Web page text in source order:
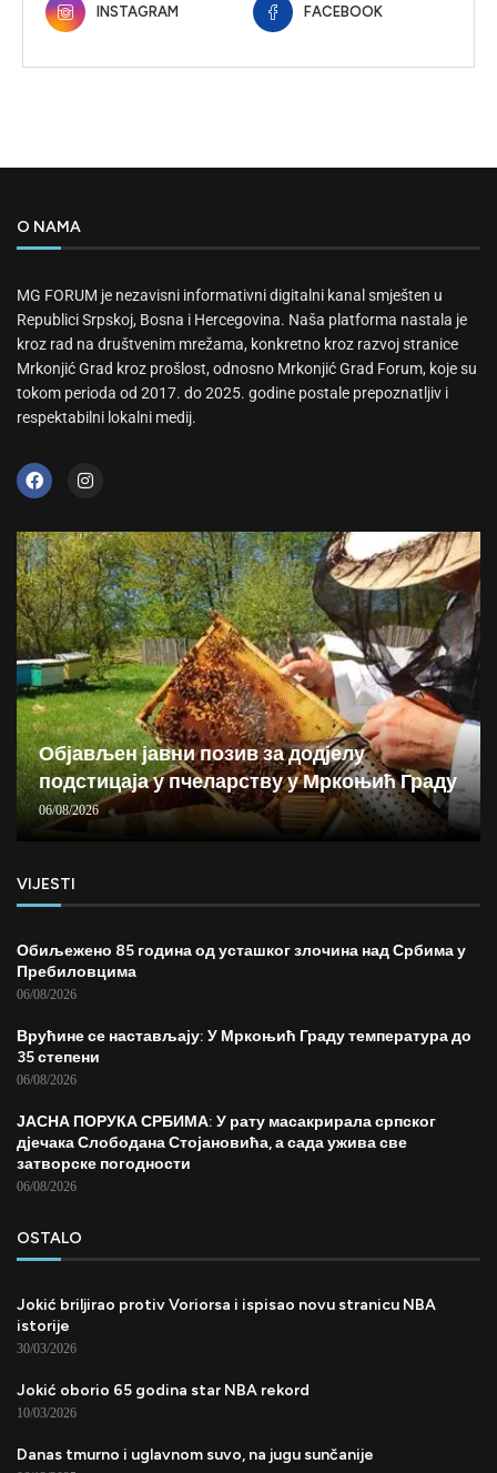
INSTAGRAM FACEBOOK
O NAMA
MG FORUM je nezavisni informativni digitalni kanal smješten u
Republici Srpskoj, Bosna i Hercegovina. Naša platforma nastala je
kroz rad na društvenim mrežama, konkretno kroz razvoj stranice
Mrkonjić Grad kroz prošlost, odnosno Mrkonjić Grad Forum, koje su
tokom perioda od 2017. do 2025. godine postale prepoznatljiv i
respektabilni lokalni medij.
Објављен јавни позив за додјелу
подстицаја у пчеларству у Мркоњић Граду
06/08/2026
VIJESTI
Обиљежено 85 година од усташког злочина над Србима у
Пребиловцима
06/08/2026
Врућине се настављају: У Мркоњић Граду температура до
35 степени
06/08/2026
ЈАСНА ПОРУКА СРБИМА: У рату масакрирала српског
дјечака Слободана Стојановића, а сада ужива све
затворске погодности
06/08/2026
OSTALO
Jokić briljirao protiv Voriorsa i ispisao novu stranicu NBA
istorije
30/03/2026
Jokić oborio 65 godina star NBA rekord
10/03/2026
Danas tmurno i uglavnom suvo, na jugu sunčanije